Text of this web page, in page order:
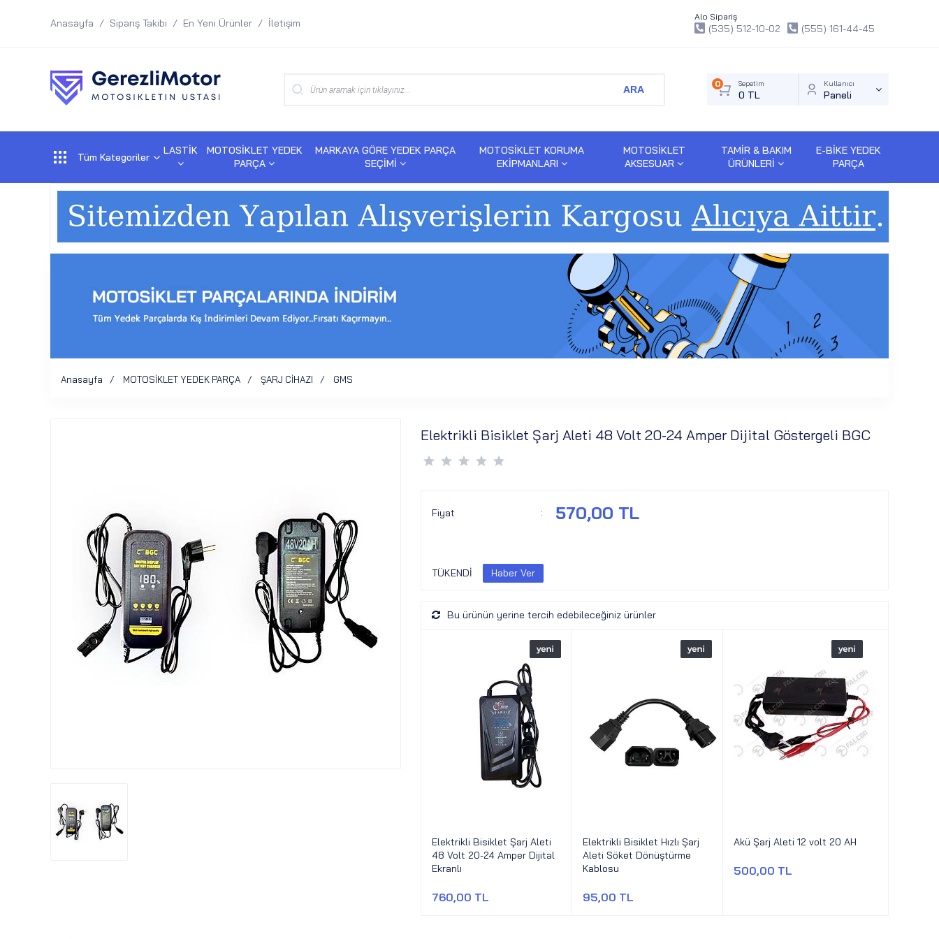
Anasayfa Sipariş Takibi En Yeni Ürünler İletişim
Alo Sipariş
(535) 512-10-02 (555) 161-44-45
ARA
Sepetim
0 TL
0 Kullanıcı
Paneli
Tüm Kategoriler
LASTİK
MOTOSİKLET YEDEK
PARÇA
MARKAYA GÖRE YEDEK PARÇA
SEÇİMİ
MOTOSİKLET KORUMA
EKİPMANLARI
MOTOSİKLET
AKSESUAR
TAMİR & BAKIM
ÜRÜNLERİ
E-BİKE YEDEK
PARÇA
Anasayfa MOTOSİKLET YEDEK PARÇA ŞARJ CİHAZI GMS
Elektrikli Bisiklet Şarj Aleti 48 Volt 20-24 Amper Dijital Göstergeli BGC
Fiyat : 570,00 TL
TÜKENDİ
Bu ürünün yerine tercih edebileceğiniz ürünler
Elektrikli Bisiklet Şarj Aleti
48 Volt 20-24 Amper Dijital
Ekranlı
760,00 TL
Elektrikli Bisiklet Hızlı Şarj
Aleti Söket Dönüştürme
Kablosu
95,00 TL
Akü Şarj Aleti 12 volt 20 AH
500,00 TL